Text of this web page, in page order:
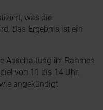
was die
Das Ergebnis ist ein
Abschaltung im Rahmen
von 11 bis 14 Uhr.
angekündigt